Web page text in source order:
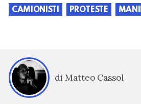
CAMIONISTI PROTESTE
di Matteo Cassol